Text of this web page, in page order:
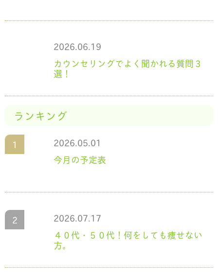
2026.06.19
カウンセリングでよく聞かれる質問３
選！
ランキング
2026.05.01
今月の予定表
2026.07.17
４０代・５０代！何をしても痩せない
方。